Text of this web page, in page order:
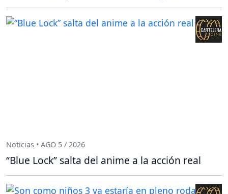
Noticias • AGO 5 / 2026
“Blue Lock” salta del anime a la acción real